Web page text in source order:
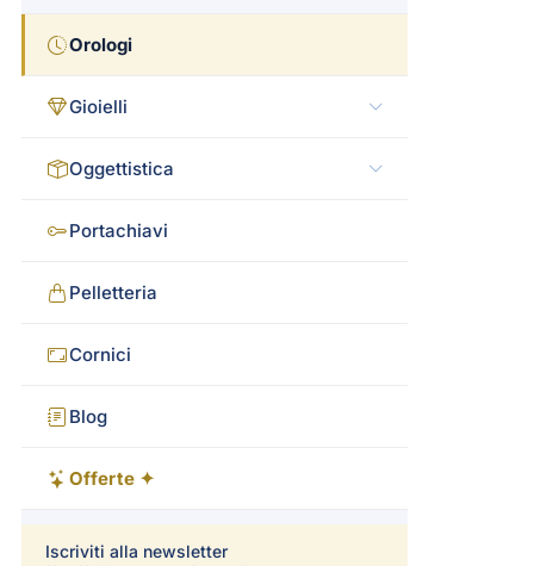
Orologi
Gioielli
Oggettistica
Portachiavi
Pelletteria
Cornici
Blog
Offerte ✦
Iscriviti alla newsletter